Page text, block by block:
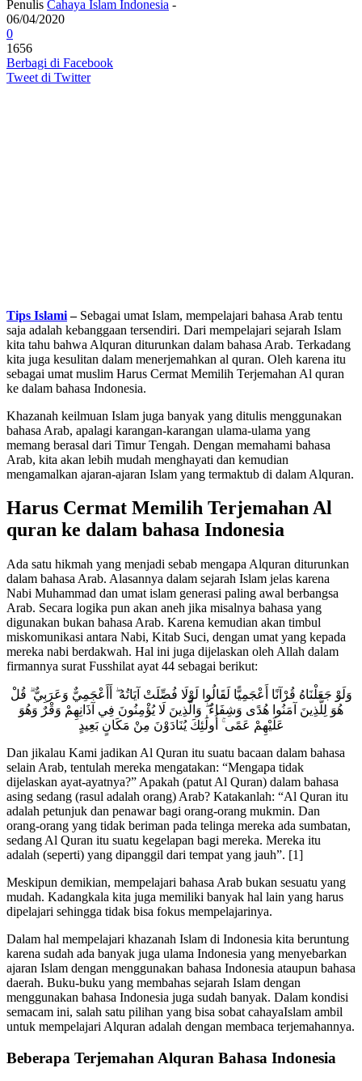
Penulis Cahaya Islam Indonesia -
06/04/2020
0
1656
Berbagi di Facebook
Tweet di Twitter
Tips Islami– Sebagai umat Islam, mempelajari bahasa Arab tentu
saja adalah kebanggaan tersendiri. Dari mempelajari sejarah Islam
kita tahu bahwa Alquran diturunkan dalam bahasa Arab. Terkadang
kita juga kesulitan dalam menerjemahkan al quran. Oleh karena itu
sebagai umat muslim Harus Cermat Memilih Terjemahan Al quran
ke dalam bahasa Indonesia.
Khazanah keilmuan Islam juga banyak yang ditulis menggunakan
bahasa Arab, apalagi karangan-karangan ulama-ulama yang
memang berasal dari Timur Tengah. Dengan memahami bahasa
Arab, kita akan lebih mudah menghayati dan kemudian
mengamalkan ajaran-ajaran Islam yang termaktub di dalam Alquran.
Harus Cermat Memilih Terjemahan Al
quran ke dalam bahasa Indonesia
Ada satu hikmah yang menjadi sebab mengapa Alquran diturunkan
dalam bahasa Arab. Alasannya dalam sejarah Islam jelas karena
Nabi Muhammad dan umat islam generasi paling awal berbangsa
Arab. Secara logika pun akan aneh jika misalnya bahasa yang
digunakan bukan bahasa Arab. Karena kemudian akan timbul
miskomunikasi antara Nabi, Kitab Suci, dengan umat yang kepada
mereka nabi berdakwah. Hal ini juga dijelaskan oleh Allah dalam
firmannya surat Fusshilat ayat 44 sebagai berikut:
وَلَوْ جَعَلْنَاهُ قُرْآنًا أَعْجَمِيًّا لَقَالُوا لَوْلَا فُصِّلَتْ آيَاتُهُ ۖ أَأَعْجَمِيٌّ وَعَرَبِيٌّ ۗ قُلْ
هُوَ لِلَّذِينَ آمَنُوا هُدًى وَشِفَاءٌ ۖ وَالَّذِينَ لَا يُؤْمِنُونَ فِي آذَانِهِمْ وَقْرٌ وَهُوَ
عَلَيْهِمْ عَمًى ۚ أُولَٰئِكَ يُنَادَوْنَ مِنْ مَكَانٍ بَعِيدٍ
Dan jikalau Kami jadikan Al Quran itu suatu bacaan dalam bahasa
selain Arab, tentulah mereka mengatakan: “Mengapa tidak
dijelaskan ayat-ayatnya?” Apakah (patut Al Quran) dalam bahasa
asing sedang (rasul adalah orang) Arab? Katakanlah: “Al Quran itu
adalah petunjuk dan penawar bagi orang-orang mukmin. Dan
orang-orang yang tidak beriman pada telinga mereka ada sumbatan,
sedang Al Quran itu suatu kegelapan bagi mereka. Mereka itu
adalah (seperti) yang dipanggil dari tempat yang jauh”. [1]
Meskipun demikian, mempelajari bahasa Arab bukan sesuatu yang
mudah. Kadangkala kita juga memiliki banyak hal lain yang harus
dipelajari sehingga tidak bisa fokus mempelajarinya.
Dalam hal mempelajari khazanah Islam di Indonesia kita beruntung
karena sudah ada banyak juga ulama Indonesia yang menyebarkan
ajaran Islam dengan menggunakan bahasa Indonesia ataupun bahasa
daerah. Buku-buku yang membahas sejarah Islam dengan
menggunakan bahasa Indonesia juga sudah banyak. Dalam kondisi
semacam ini, salah satu pilihan yang bisa sobat cahayaIslam ambil
untuk mempelajari Alquran adalah dengan membaca terjemahannya.
Beberapa Terjemahan Alquran Bahasa Indonesia